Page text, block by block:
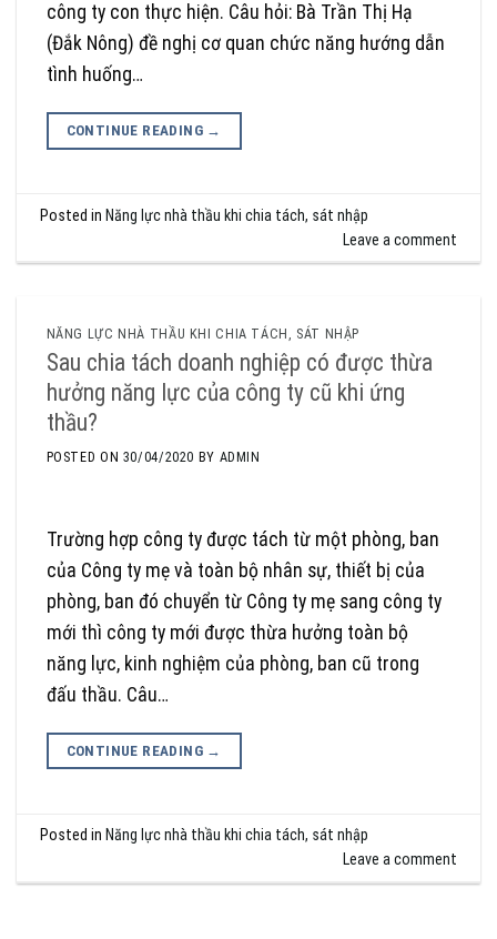
công ty con thực hiện. Câu hỏi: Bà Trần Thị Hạ
(Đắk Nông) đề nghị cơ quan chức năng hướng dẫn
tình huống…
CONTINUE READING →
Posted inNăng lực nhà thầu khi chia tách, sát nhập
Leave a comment
NĂNG LỰC NHÀ THẦU KHI CHIA TÁCH, SÁT NHẬP
Sau chia tách doanh nghiệp có được thừa
hưởng năng lực của công ty cũ khi ứng
thầu?
POSTED ON 30/04/2020 BY ADMIN
Trường hợp công ty được tách từ một phòng, ban
của Công ty mẹ và toàn bộ nhân sự, thiết bị của
phòng, ban đó chuyển từ Công ty mẹ sang công ty
mới thì công ty mới được thừa hưởng toàn bộ
năng lực, kinh nghiệm của phòng, ban cũ trong
đấu thầu. Câu…
CONTINUE READING →
Posted in Năng lực nhà thầu khi chia tách, sát nhập
Leave a comment